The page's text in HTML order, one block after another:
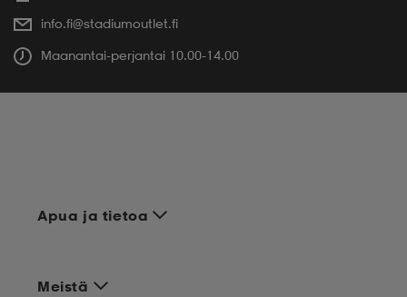
info.fi@stadiumoutlet.fi
Maanantai-perjantai 10.00-14.00
Apua ja tietoa
Meistä